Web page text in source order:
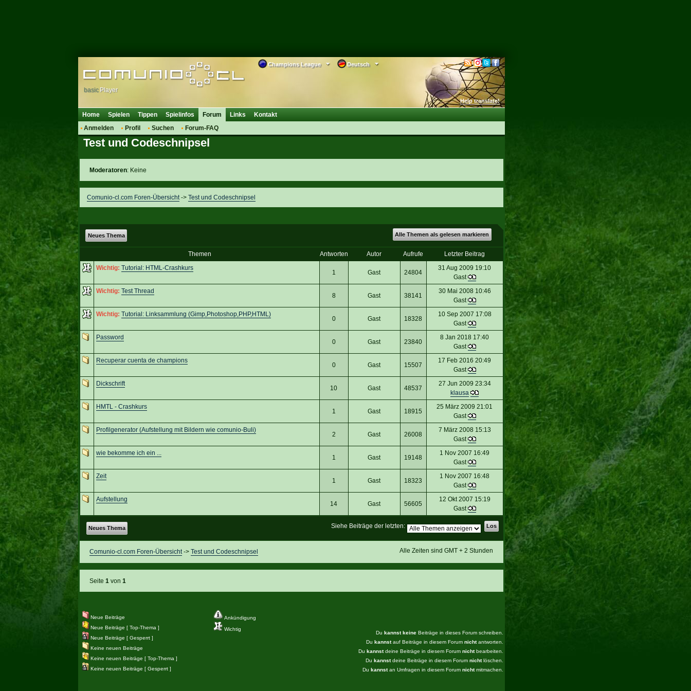
Deutsch
Champions League
Help translate!
basic Player
Home Spielen Tippen Spielinfos
Forum
Anmelden
Profil Suchen Forum-FAQ
Links Kontakt
Test und Codeschnipsel
Moderatoren: Keine
Comunio-cl.com Foren-Übersicht-> Test und Codeschnipsel
Alle Themen als gelesen markieren
Neues Thema
Themen Antworten Autor Aufrufe
Letzter Beitrag
Wichtig: Tutorial: HTML-Crashkurs
1 Gast 24804
31 Aug 2009 19:10
Gast
Wichtig: Test Thread
8 Gast 38141
30 Mai 2008 10:46
Gast
Wichtig: Tutorial: Linksammlung (Gimp,Photoshop,PHP,HTML)
0 Gast 18328
10 Sep 2007 17:08
Gast
Password
0 Gast 23840
8 Jan 2018 17:40
Gast
Recuperar cuenta de champions
0 Gast 15507
17 Feb 2016 20:49
Gast
Dickschrift
10 Gast 48537
27 Jun 2009 23:34
klausa
HMTL - Crashkurs
1 Gast 18915
25 März 2009 21:01
Gast
Profilgenerator (Aufstellung mit Bildern wie comunio-Buli)
2 Gast 26008
7 März 2008 15:13
Gast
wie bekomme ich ein ...
1 Gast 19148
1 Nov 2007 16:49
Gast
Zeit
1 Gast 18323
1 Nov 2007 16:48
Gast
Aufstellung
14 Gast 56605
12 Okt 2007 15:19
Gast
Siehe Beiträge der letzten:
Neues Thema
Alle Zeiten sind GMT + 2 Stunden
Comunio-cl.com Foren-Übersicht-> Test und Codeschnipsel
Seite 1 von 1
Ankündigung
Wichtig
Neue Beiträge
Neue Beiträge [ Top-Thema ]
Neue Beiträge [ Gesperrt ]
Keine neuen Beiträge
Keine neuen Beiträge [ Top-Thema ]
Keine neuen Beiträge [ Gesperrt ]
Du kannst keineBeiträge in dieses Forum schreiben.
Du kannstauf Beiträge in diesem Forum nichtantworten.
Du kannstdeine Beiträge in diesem Forum nichtbearbeiten.
Du kannstdeine Beiträge in diesem Forum nichtlöschen.
Du kannstan Umfragen in diesem Forum nichtmitmachen.